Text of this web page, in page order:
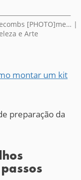
montar um kit
preparação da